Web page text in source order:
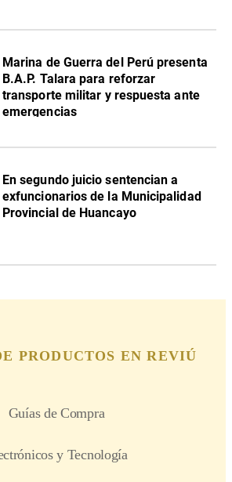
Marina de Guerra del Perú presenta
B.A.P. Talara para reforzar
transporte militar y respuesta ante
emergencias
En segundo juicio sentencian a
exfuncionarios de la Municipalidad
Provincial de Huancayo